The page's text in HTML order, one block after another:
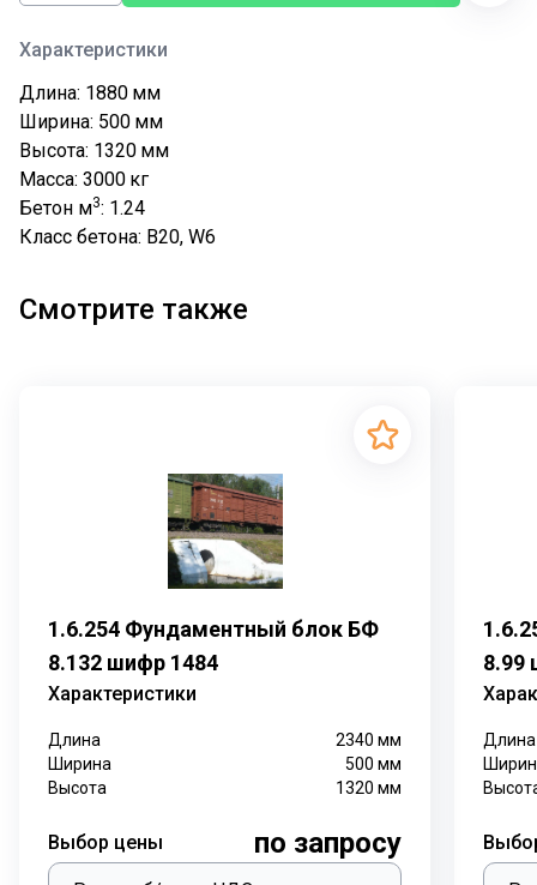
Характеристики
Длина: 1880 мм
Ширина: 500 мм
Высота: 1320 мм
Масса: 3000 кг
Бетон м3: 1.24
Класс бетона: В20, W6
Смотрите также
1.6.254 Фундаментный блок БФ
8.132 шифр 1484
Характеристики
Длина 2340мм
Ширина
500мм
Высота
1320мм
Выбор цены по запросу
8.99
Длина